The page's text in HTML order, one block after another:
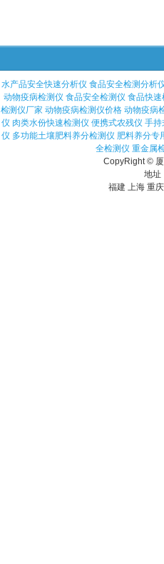
水产品安全快速分析仪 食品安全检测分析
动物疫病检测仪 食品安全检测仪 食品快速
检测仪厂家 动物疫病检测仪价格 动物疫病
仪 肉类水份快速检测仪 便携式农残仪 手持
仪 多功能土壤肥料养分检测仪 肥料养分专
全检测仪 重金属
CopyRight ©
地址
福建 上海 重